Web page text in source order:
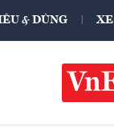
& DÙNG XE